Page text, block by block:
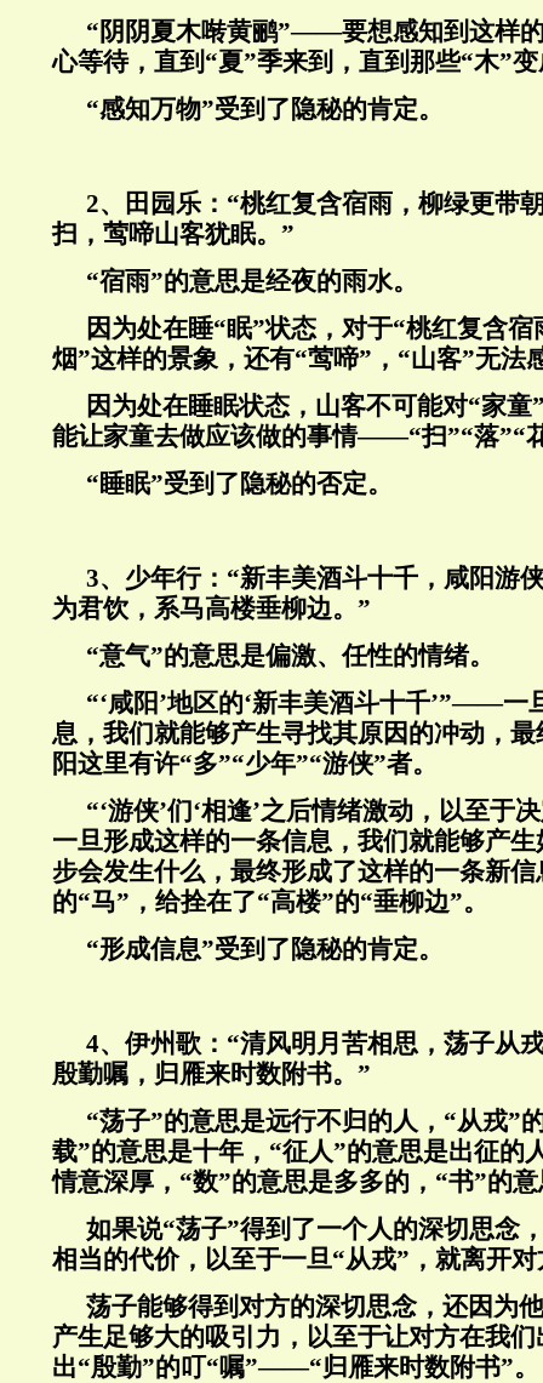
“阴阴夏木啭黄鹂”——要想感知到这样
心等待，直到“夏”季来到，直到那些“木”
“感知万物”受到了隐秘的肯定。
2、田园乐：“桃红复含宿雨，柳绿更带
扫，莺啼山客犹眠。”
“宿雨”的意思是经夜的雨水。
因为处在睡“眠”状态，对于“桃红复含
烟”这样的景象，还有“莺啼”，“山客”无法
因为处在睡眠状态，山客不可能对“家
能让家童去做应该做的事情——“扫”“落”“
“睡眠”受到了隐秘的否定。
3、少年行：“新丰美酒斗十千，咸阳游
为君饮，系马高楼垂柳边。”
“意气”的意思是偏激、任性的情绪。
“‘咸阳’地区的‘新丰美酒斗十千’”——一
息，我们就能够产生寻找其原因的冲动，
阳这里有许“多”“少年”“游侠”者。
“‘游侠’们‘相逢’之后情绪激动，以至于
一旦形成这样的一条信息，我们就能够产
步会发生什么，最终形成了这样的一条新
的“马”，给拴在了“高楼”的“垂柳边”。
“形成信息”受到了隐秘的肯定。
4、伊州歌：“清风明月苦相思，荡子从
殷勤嘱，归雁来时数附书。”
“荡子”的意思是远行不归的人，“从戎”
载”的意思是十年，“征人”的意思是出征的
情意深厚，“数”的意思是多多的，“书”的
如果说“荡子”得到了一个人的深切思念
相当的代价，以至于一旦“从戎”，就离开
荡子能够得到对方的深切思念，还因为
产生足够大的吸引力，以至于让对方在我
出“殷勤”的叮“嘱”——“归雁来时数附书”。